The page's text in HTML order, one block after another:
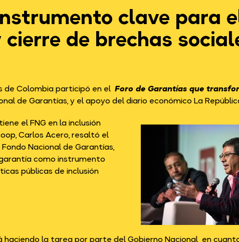
clave para
de brechas
Colombia participó en el Foro de Garantías que
de Garantías, y el apoyo del diario económico La
el FNG en la inclusión
Carlos Acero, resaltó el
Nacional de Garantías,
como instrumento
públicas de inclusión
la tarea por parte del Gobierno Nacional en